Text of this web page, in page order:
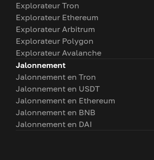
Explorateur Tron
Explorateur Ethereum
Explorateur Arbitrum
Explorateur Polygon
Explorateur Avalanche
Jalonnement
Jalonnement en Tron
Jalonnement en USDT
Jalonnement en Ethereum
Jalonnement en BNB
Jalonnement en DAI